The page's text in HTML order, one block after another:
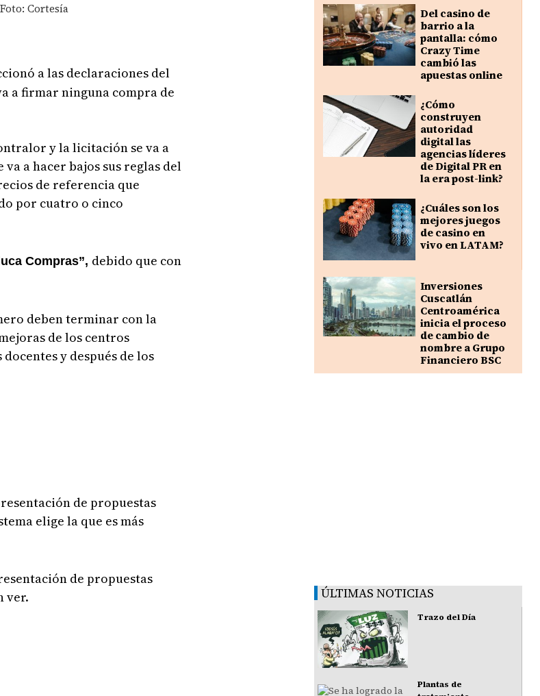
Cortesía
a las declaraciones del
a firmar ninguna compra de
y la licitación se va a
a hacer bajos sus reglas del
de referencia que
por cuatro o cinco
Compras”, debido que con
deben terminar con la
de los centros
y después de los
de propuestas
elige la que es más
de propuestas
ver.
Del casino de
barrio a la
pantalla: cómo
Crazy Time
cambió las
apuestas online
¿Cómo
construyen
autoridad
digital las
agencias líderes
de Digital PR en
la era post-link?
¿Cuáles son los
mejores juegos
de casino en
vivo en LATAM?
Inversiones
Cuscatlán
Centroamérica
inicia el proceso
de cambio de
nombre a Grupo
Financiero BSC
ÚLTIMAS NOTICIAS
Trazo del Día
Plantas de